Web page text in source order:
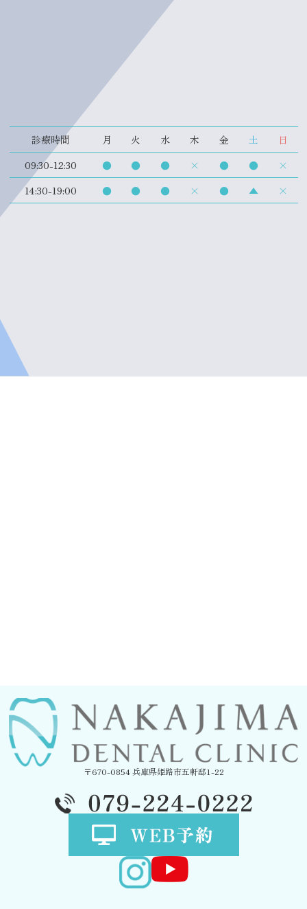
診療時間 月 火 水 木 金 土
日
09:30-12:30
● ● ● × ● ●
×
14:30-19:00
● ● ● × ● ▲ ×
〒670-0854 兵庫県姫路市五軒邸1-22